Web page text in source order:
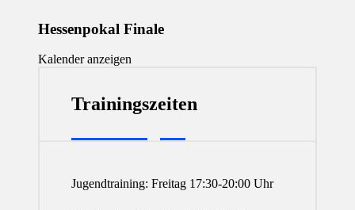
Hessenpokal Finale
Kalender anzeigen
Trainingszeiten
Jugendtraining: Freitag 17:30-20:00 Uhr